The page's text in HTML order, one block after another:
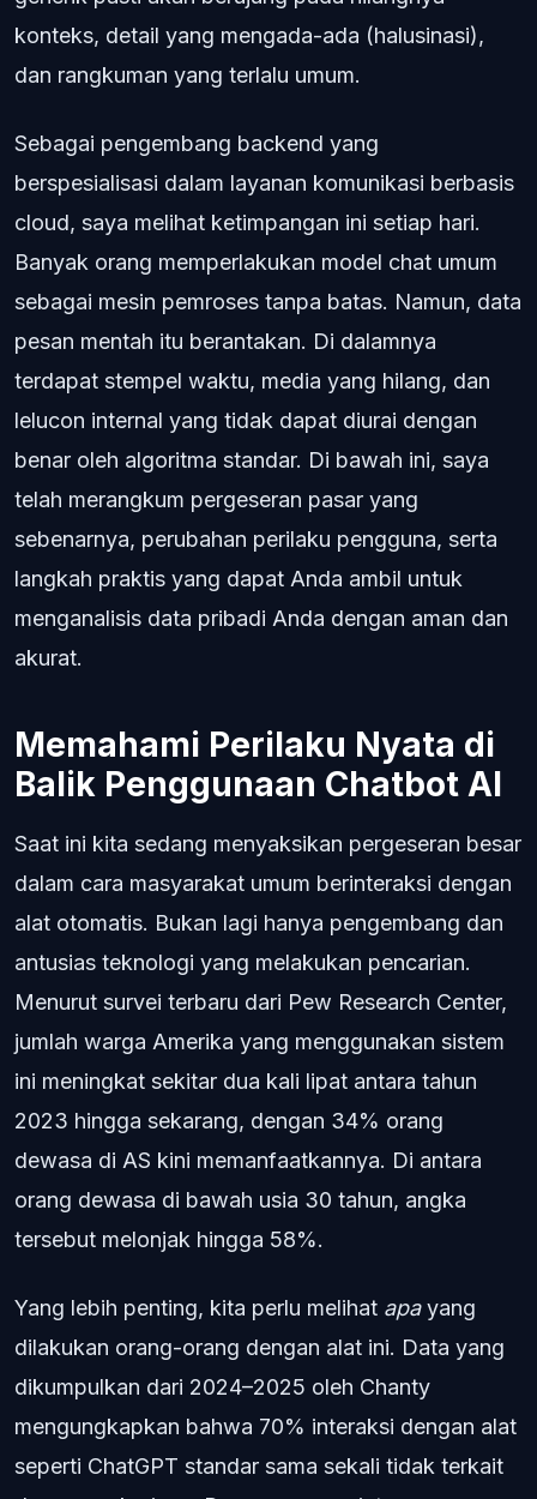
konteks, detail yang mengada-ada (halusinasi),
dan rangkuman yang terlalu umum.
Sebagai pengembang backend yang
berspesialisasi dalam layanan komunikasi berbasis
cloud, saya melihat ketimpangan ini setiap hari.
Banyak orang memperlakukan model chat umum
sebagai mesin pemroses tanpa batas. Namun, data
pesan mentah itu berantakan. Di dalamnya
terdapat stempel waktu, media yang hilang, dan
lelucon internal yang tidak dapat diurai dengan
benar oleh algoritma standar. Di bawah ini, saya
telah merangkum pergeseran pasar yang
sebenarnya, perubahan perilaku pengguna, serta
langkah praktis yang dapat Anda ambil untuk
menganalisis data pribadi Anda dengan aman dan
akurat.
Memahami Perilaku Nyata di
Balik Penggunaan Chatbot AI
Saat ini kita sedang menyaksikan pergeseran besar
dalam cara masyarakat umum berinteraksi dengan
alat otomatis. Bukan lagi hanya pengembang dan
antusias teknologi yang melakukan pencarian.
Menurut survei terbaru dari Pew Research Center,
jumlah warga Amerika yang menggunakan sistem
ini meningkat sekitar dua kali lipat antara tahun
2023 hingga sekarang, dengan 34% orang
dewasa di AS kini memanfaatkannya. Di antara
orang dewasa di bawah usia 30 tahun, angka
tersebut melonjak hingga 58%.
Yang lebih penting, kita perlu melihat apayang
dilakukan orang-orang dengan alat ini. Data yang
dikumpulkan dari 2024–2025 oleh Chanty
mengungkapkan bahwa 70% interaksi dengan alat
seperti ChatGPT standar sama sekali tidak terkait